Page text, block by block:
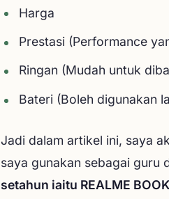
Harga
Prestasi (Performance
Ringan (Mudah untuk
Bateri (Boleh digunakan
Jadi dalam artikel ini, saya
saya gunakan sebagai guru
setahun iaitu REALME BOOK